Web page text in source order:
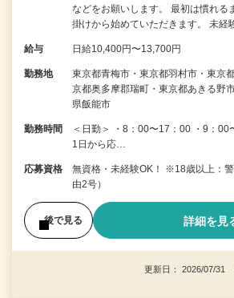
などをお願いします。 最初は慣れる
掛けから始めていただきます。 未経
給与 日給10,400円〜13,700円
勤務地
東京都青梅市・東京都羽村市・東京
京都奥多摩郡瑞町・東京都あきる野
県飯能市
勤務時間
＜日勤＞ ・8：00〜17：00 ・9：
1日から応…
応募資格
無資格・未経験OK！ ※18歳以上：
由2号）
後で見る 詳細を見
更新日： 2026/07/31